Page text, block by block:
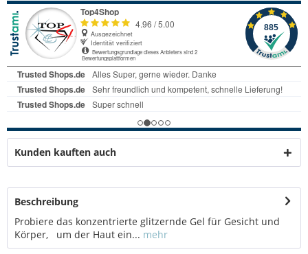
Kunden kauften auch
Beschreibung
Probiere das konzentrierte glitzernde Gel für Gesicht und
Körper, um der Haut ein... mehr